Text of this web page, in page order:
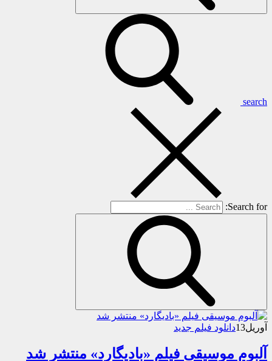
search
Search for:
آوریل13دانلود فیلم جدید
آلبوم موسيقی فيلم «باديگارد» منتشر شد